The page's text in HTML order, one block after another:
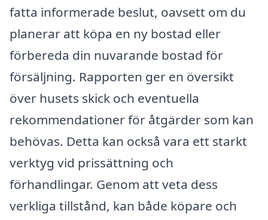
fatta informerade beslut, oavsett om du
planerar att köpa en ny bostad eller
förbereda din nuvarande bostad för
försäljning. Rapporten ger en översikt
över husets skick och eventuella
rekommendationer för åtgärder som kan
behövas. Detta kan också vara ett starkt
verktyg vid prissättning och
förhandlingar. Genom att veta dess
verkliga tillstånd, kan både köpare och